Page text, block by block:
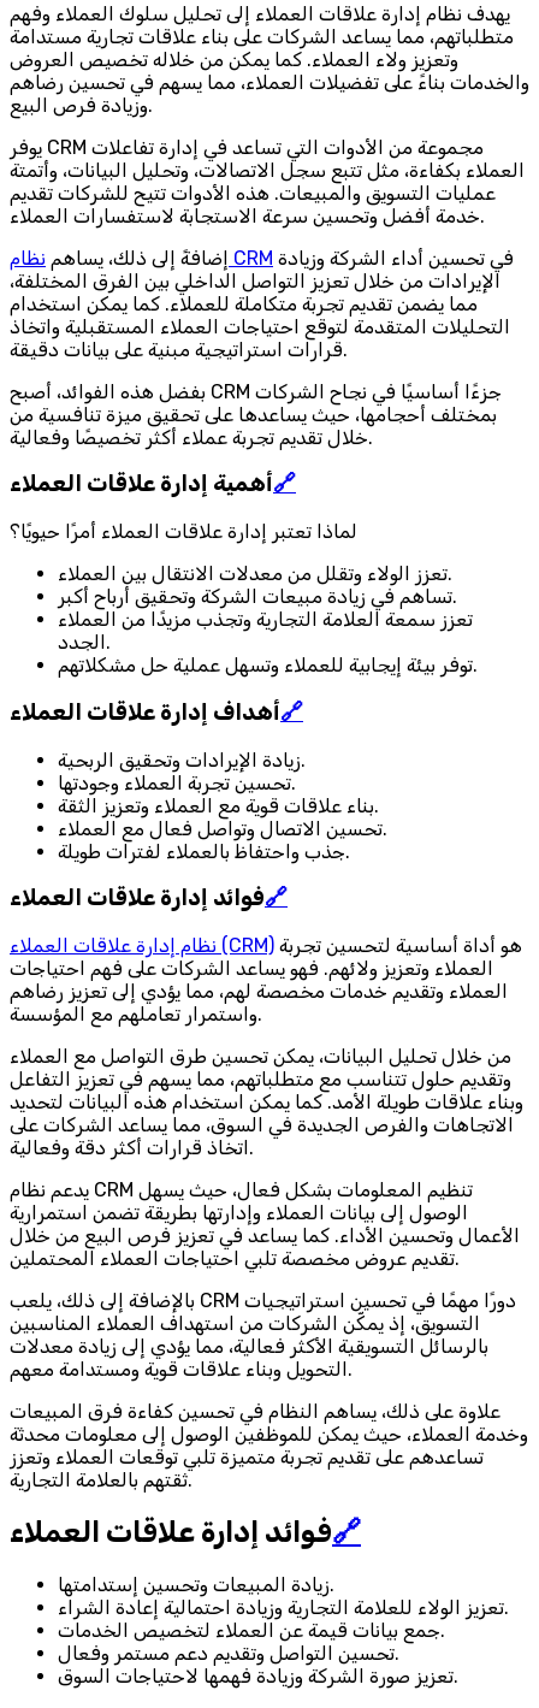
يهدف نظام إدارة علاقات العملاء إلى تحليل سلوك العملاء وفهم
متطلباتهم، مما يساعد الشركات على بناء علاقات تجارية مستدامة
وتعزيز ولاء العملاء. كما يمكن من خلاله تخصيص العروض
والخدمات بناءً على تفضيلات العملاء، مما يسهم في تحسين رضاهم
وزيادة فرص البيع.
يوفر CRM مجموعة من الأدوات التي تساعد في إدارة تفاعلات
العملاء بكفاءة، مثل تتبع سجل الاتصالات، وتحليل البيانات، وأتمتة
عمليات التسويق والمبيعات. هذه الأدوات تتيح للشركات تقديم
خدمة أفضل وتحسين سرعة الاستجابة لاستفسارات العملاء.
إضافةً إلى ذلك، يساهم نظام CRM
الإيرادات من خلال تعزيز التواصل الداخلي بين الفرق المختلفة،
مما يضمن تقديم تجربة متكاملة للعملاء. كما يمكن استخدام
التحليلات المتقدمة لتوقع احتياجات العملاء المستقبلية واتخاذ
قرارات استراتيجية مبنية على بيانات دقيقة.
بفضل هذه الفوائد، أصبح CRM جزءًا أساسيًا في نجاح الشركات
بمختلف أحجامها، حيث يساعدها على تحقيق ميزة تنافسية من
خلال تقديم تجربة عملاء أكثر تخصيصًا وفعالية.
أهمية إدارة علاقات العملاء🔗
لماذا تعتبر إدارة علاقات العملاء أمرًا حيويًا؟
تعزز الولاء وتقلل من معدلات الانتقال بين العملاء.
تساهم في زيادة مبيعات الشركة وتحقيق أرباح أكبر.
تعزز سمعة العلامة التجارية وتجذب مزيدًا من العملاء
الجدد.
توفر بيئة إيجابية للعملاء وتسهل عملية حل مشكلاتهم.
أهداف إدارة علاقات العملاء🔗
زيادة الإيرادات وتحقيق الربحية.
تحسين تجربة العملاء وجودتها.
بناء علاقات قوية مع العملاء وتعزيز الثقة.
تحسين الاتصال وتواصل فعال مع العملاء.
جذب واحتفاظ بالعملاء لفترات طويلة.
فوائد إدارة علاقات العملاء🔗
نظام إدارة علاقات العملاء (CRM)
العملاء وتعزيز ولائهم. فهو يساعد الشركات على فهم احتياجات
العملاء وتقديم خدمات مخصصة لهم، مما يؤدي إلى تعزيز رضاهم
واستمرار تعاملهم مع المؤسسة.
من خلال تحليل البيانات، يمكن تحسين طرق التواصل مع العملاء
وتقديم حلول تتناسب مع متطلباتهم، مما يسهم في تعزيز التفاعل
وبناء علاقات طويلة الأمد. كما يمكن استخدام هذه البيانات لتحديد
الاتجاهات والفرص الجديدة في السوق، مما يساعد الشركات على
اتخاذ قرارات أكثر دقة وفعالية.
يدعم نظام CRM تنظيم المعلومات بشكل فعال، حيث يسهل
الوصول إلى بيانات العملاء وإدارتها بطريقة تضمن استمرارية
الأعمال وتحسين الأداء. كما يساعد في تعزيز فرص البيع من خلال
تقديم عروض مخصصة تلبي احتياجات العملاء المحتملين.
بالإضافة إلى ذلك، يلعب CRM دورًا مهمًا في تحسين استراتيجيات
التسويق، إذ يمكّن الشركات من استهداف العملاء المناسبين
بالرسائل التسويقية الأكثر فعالية، مما يؤدي إلى زيادة معدلات
التحويل وبناء علاقات قوية ومستدامة معهم.
علاوة على ذلك، يساهم النظام في تحسين كفاءة فرق المبيعات
وخدمة العملاء، حيث يمكن للموظفين الوصول إلى معلومات محدثة
تساعدهم على تقديم تجربة متميزة تلبي توقعات العملاء وتعزز
ثقتهم بالعلامة التجارية.
فوائد إدارة علاقات العملاء🔗
زيادة المبيعات وتحسين إستدامتها.
تعزيز الولاء للعلامة التجارية وزيادة احتمالية إعادة الشراء.
جمع بيانات قيمة عن العملاء لتخصيص الخدمات.
تحسين التواصل وتقديم دعم مستمر وفعال.
تعزيز صورة الشركة وزيادة فهمها لاحتياجات السوق.